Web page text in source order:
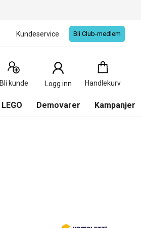
Kundeservice Bli Club-medlem
Bli kunde Logg inn Handlekurv
Handlekurv
0
Produkter
LEGO Demovarer Kampanjer